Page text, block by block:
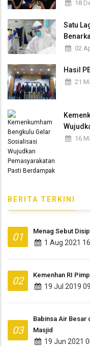
18
Satu
02
Hasil
21
16
BERITA TERKINI
01 Menag Sebut
1 Aug 2021
02 Kemenhan RI
19 Jul 2019
03
Babinsa Air Besar
Masjid
19 Jun 2021